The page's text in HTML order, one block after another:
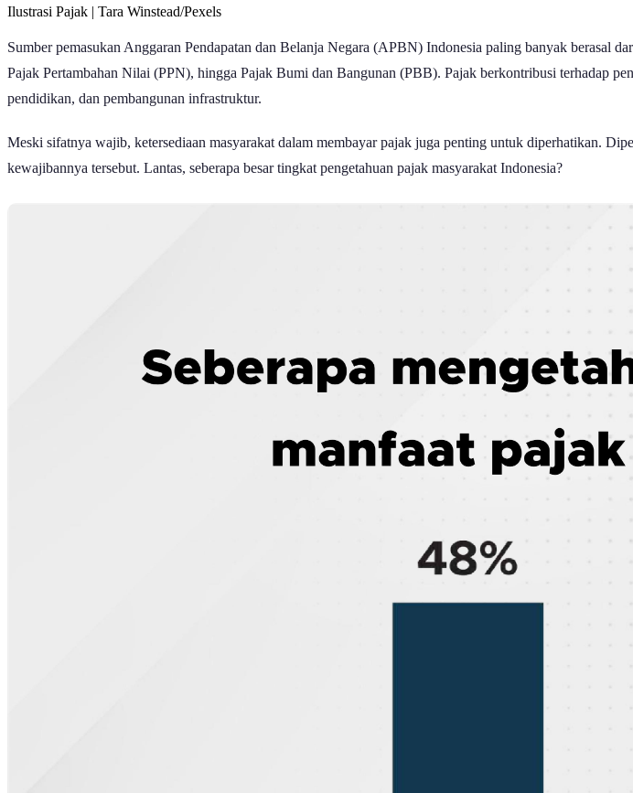
Ilustrasi Pajak | Tara Winstead/Pexels
Sumber pemasukan Anggaran Pendapatan dan Belanja Negara (APBN) Indonesia paling banyak berasal
Pajak Pertambahan Nilai (PPN), hingga Pajak Bumi dan Bangunan (PBB). Pajak berkontribusi terhadap
pendidikan, dan pembangunan infrastruktur.
Meski sifatnya wajib, ketersediaan masyarakat dalam membayar pajak juga penting untuk diperhatikan.
kewajibannya tersebut. Lantas, seberapa besar tingkat pengetahuan pajak masyarakat Indonesia?